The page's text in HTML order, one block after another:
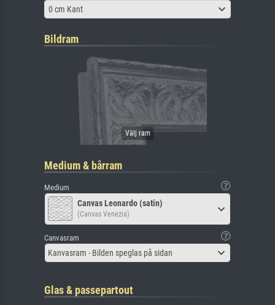
0 cm Kant
Bildram
Medium & bårram
Medium
Canvas Leonardo (satin)
(Canvas Venezia)
Canvasram
Kanvasram - Bilden speglas på sidan
Glas & passepartout